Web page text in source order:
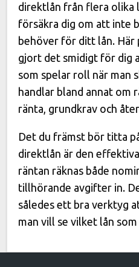
direktlån från flera olika
försäkra dig om att inte
behöver för ditt lån. Här
gjort det smidigt för dig
som spelar roll när man
handlar bland annat om
ränta, grundkrav och
Det du främst bör titta
direktlån är den
räntan räknas både
tillhörande avgifter in.
således ett bra verktyg
man vill se vilket lån